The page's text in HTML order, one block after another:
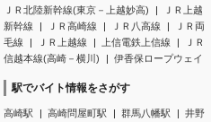
ＪＲ北陸新幹線(東京－上越妙高)
ＪＲ上越
新幹線
ＪＲ高崎線 ＪＲ八高線
ＪＲ両
毛線
ＪＲ上越線 上信電鉄上信線
ＪＲ
信越本線(高崎－横川)
伊香保ロープウェイ
駅でバイト情報をさがす
高崎駅 高崎問屋町駅 群馬八幡駅
井野